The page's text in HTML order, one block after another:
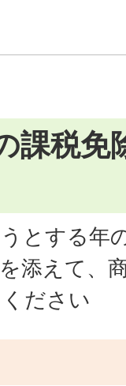
課税免
とする年
添えて、
ださい